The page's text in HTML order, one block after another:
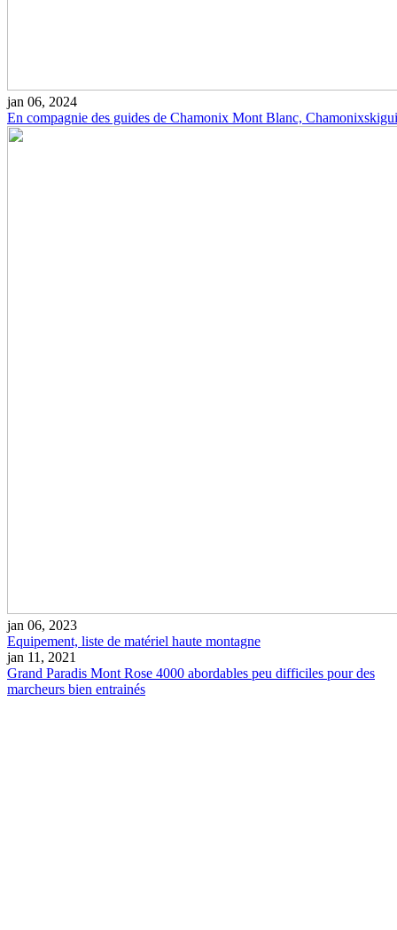
jan 06, 2024
En compagnie des guides de Chamonix Mont Blanc,
jan 06, 2023
Equipement, liste de matériel haute montagne
jan 11, 2021
Grand Paradis Mont Rose 4000 abordables peu difficiles pour des
marcheurs bien entrainés